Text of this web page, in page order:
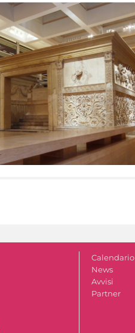
Calendario
News
Avvisi
Partner